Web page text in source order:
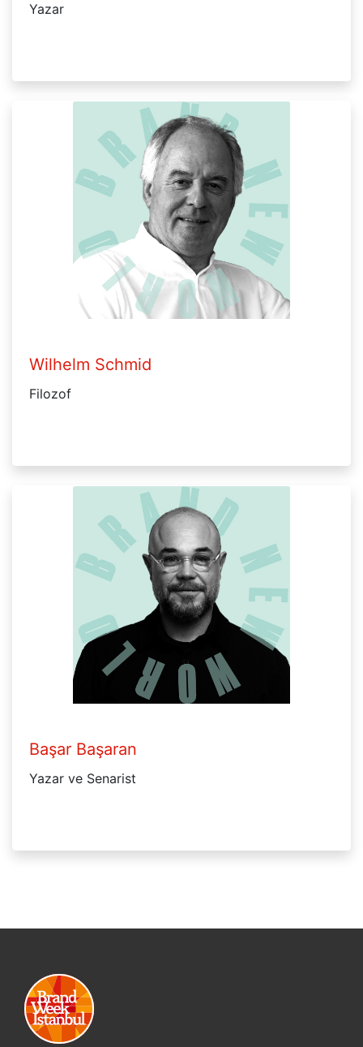
Yazar
Wilhelm Schmid
Filozof
Başar Başaran
Yazar ve Senarist